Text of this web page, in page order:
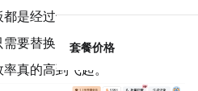
套餐价格
是经过专业设计师打磨过的，
要替换内容就行，几分钟就能
真的高到飞起。